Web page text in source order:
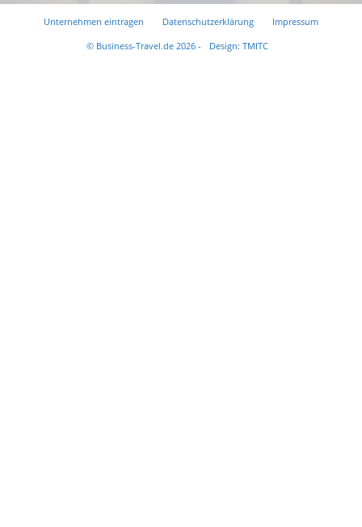
Unternehmen eintragen Datenschutzerklärung
Impressum
© Business-Travel.de 2026 -
Design: TMITC